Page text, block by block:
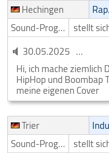
Hechingen
Sound-Programmierer stellt
30.05.2025 Sound-
Hi, ich mache ziemlich
HipHop und Boombap
meine eigenen Cover
Trier
Sound-Programmierer stellt